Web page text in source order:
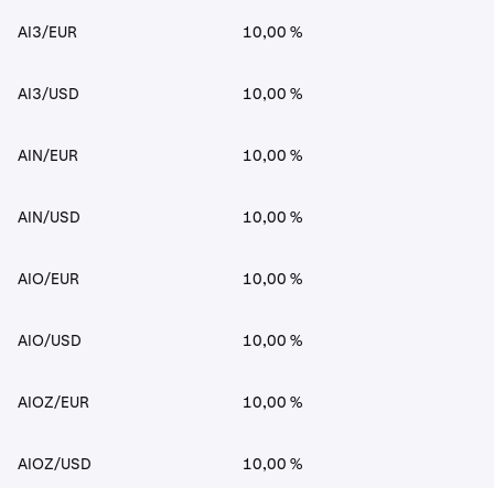
AI3/EUR 10,00 %
AI3/USD 10,00 %
AIN/EUR 10,00 %
AIN/USD 10,00 %
AIO/EUR 10,00 %
AIO/USD 10,00 %
AIOZ/EUR 10,00 %
AIOZ/USD 10,00 %